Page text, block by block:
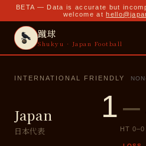
BETA — Data is accurate but
welcome at
蹴球
Shukyu · Japan Football
INTERNATIONAL FRIENDLY
Japan
日本代表
1–
HT 0–0